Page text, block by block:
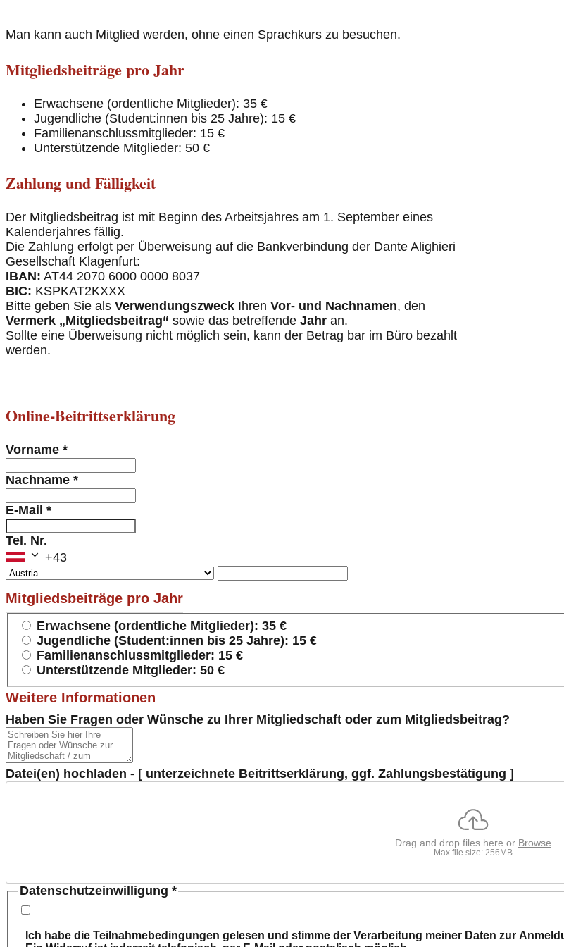
Man kann auch Mitglied werden, ohne einen Sprachkurs zu besuchen.
Mitgliedsbeiträge pro Jahr
Erwachsene (ordentliche Mitglieder): 35 €
Jugendliche (Student:innen bis 25 Jahre): 15 €
Familienanschlussmitglieder: 15 €
Unterstützende Mitglieder: 50 €
Zahlung und Fälligkeit
Der Mitgliedsbeitrag ist mit Beginn des Arbeitsjahres am 1. September eines
Kalenderjahres fällig.
Die Zahlung erfolgt per Überweisung auf die Bankverbindung der Dante Alighieri
Gesellschaft Klagenfurt:
IBAN: AT44 2070 6000 0000 8037
BIC: KSPKAT2KXXX
Bitte geben Sie als Verwendungszweck Ihren Vor- und Nachnamen, den
Vermerk „Mitgliedsbeitrag“ sowie das betreffende Jahr an.
Sollte eine Überweisung nicht möglich sein, kann der Betrag bar im Büro bezahlt
werden.
Online-Beitrittserklärung
Vorname *
Nachname *
E-Mail *
Tel. Nr.
+43
Mitgliedsbeiträge pro Jahr
Erwachsene (ordentliche Mitglieder): 35 €
Jugendliche (Student:innen bis 25 Jahre): 15 €
Familienanschlussmitglieder: 15 €
Unterstützende Mitglieder: 50 €
Weitere Informationen
Haben Sie Fragen oder Wünsche zu Ihrer Mitgliedschaft oder zum Mitgliedsbeitrag?
Datei(en) hochladen - [ unterzeichnete Beitrittserklärung, ggf. Zahlungsbestätigung ]
Drag and drop files here or Browse
Max file size: 256MB
Datenschutzeinwilligung *
Ich habe die Teilnahmebedingungen gelesen und stimme der Verarbeitung meiner Daten zur